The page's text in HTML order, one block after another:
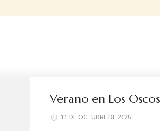
Verano en Los Oscos
11 DE OCTUBRE DE 2025